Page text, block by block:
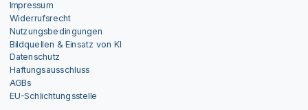
Impressum
Widerrufsrecht
Nutzungsbedingungen
Bildquellen & Einsatz von KI
Datenschutz
Haftungsausschluss
AGBs
EU-Schlichtungsstelle